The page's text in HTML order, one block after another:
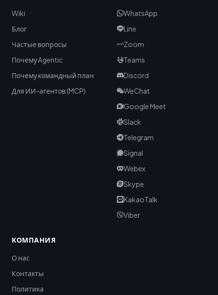
Wiki
Блог
Частые вопросы
Почему Agentic
Почему командный план
Для ИИ-агентов (MCP)
WhatsApp
Line
Zoom
Teams
Discord
WeChat
Google Meet
Slack
Telegram
Signal
Webex
Skype
KakaoTalk
Viber
КОМПАНИЯ
О нас
Контакты
Политика